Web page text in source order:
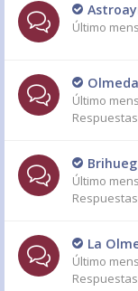
Último
Último
Último
La
Último